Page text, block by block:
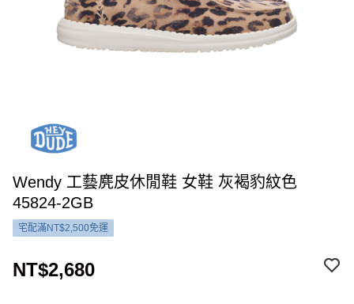
Wendy 工藝麂皮休閒鞋 女鞋 灰褐豹紋色
45824-2GB
宅配滿NT$2,500免運
NT$2,680